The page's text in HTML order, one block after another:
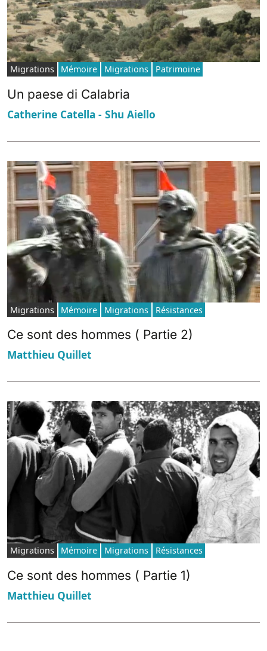
Migrations Mémoire Migrations Patrimoine
Un paese di Calabria
Catherine Catella - Shu Aiello
Migrations Mémoire Migrations Résistances
Ce sont des hommes ( Partie 2)
Matthieu Quillet
Migrations Mémoire Migrations Résistances
Ce sont des hommes ( Partie 1)
Matthieu Quillet